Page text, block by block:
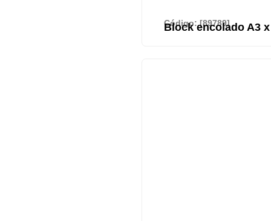
Código: [89789]
Block encolado A3